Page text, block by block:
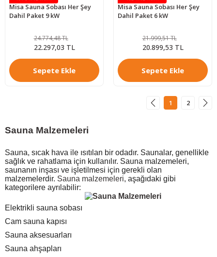
Misa Sauna Sobası Her Şey
Dahil Paket 9 kW
24.774,48 TL
22.297,03 TL
Sepete Ekle
Misa Sauna Sobası Her Şey
Dahil Paket 6 kW
21.999,51 TL
20.899,53 TL
Sepete Ekle
1 2
Sauna Malzemeleri
Sauna, sıcak hava ile ısıtılan bir odadır. Saunalar, genellikle
sağlık ve rahatlama için kullanılır. Sauna malzemeleri,
saunanın inşası ve işletilmesi için gerekli olan
malzemelerdir. Sauna malzemeleri, aşağıdaki gibi
kategorilere ayrılabilir:
Elektrikli sauna sobası
Cam sauna kapısı
Sauna aksesuarları
Sauna ahşapları